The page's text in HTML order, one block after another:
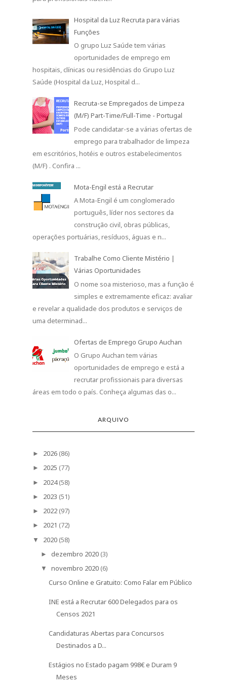
Hospital da Luz Recruta para várias
Funções
O grupo Luz Saúde tem várias
oportunidades de emprego em
hospitais, clínicas ou residências do Grupo Luz
Saúde (Hospital da Luz, Hospital d...
Recruta-se Empregados de Limpeza
(M/F) Part-Time/Full-Time - Portugal
Pode candidatar-se a várias ofertas de
emprego para trabalhador de limpeza
em escritórios, hotéis e outros estabelecimentos
(M/F) . Confira ...
Mota-Engil está a Recrutar
A Mota-Engil é um conglomerado
português, líder nos sectores da
construção civil, obras públicas,
operações portuárias, resíduos, águas e n...
Trabalhe Como Cliente Mistério |
Várias Oportunidades
O nome soa misterioso, mas a função é
simples e extremamente eficaz: avaliar
e revelar a qualidade dos produtos e serviços de
uma determinad...
Ofertas de Emprego Grupo Auchan
O Grupo Auchan tem várias
oportunidades de emprego e está a
recrutar profissionais para diversas
áreas em todo o país. Conheça algumas das o...
ARQUIVO
► 2026 (86)
► 2025 (77)
► 2024 (58)
► 2023 (51)
► 2022 (97)
► 2021 (72)
▼ 2020 (58)
► dezembro 2020 (3)
▼ novembro 2020 (6)
Curso Online e Gratuito: Como Falar em Público
INE está a Recrutar 600 Delegados para os
Censos 2021
Candidaturas Abertas para Concursos
Destinados a D...
Estágios no Estado pagam 998€ e Duram 9
Meses